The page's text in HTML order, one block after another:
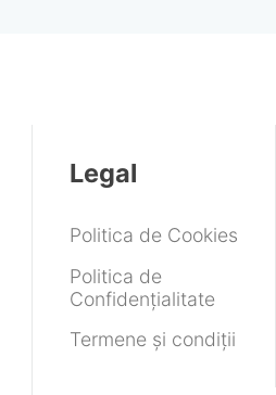
Legal
Politica de Cookies
Politica de
Confidențialitate
Termene și condiții